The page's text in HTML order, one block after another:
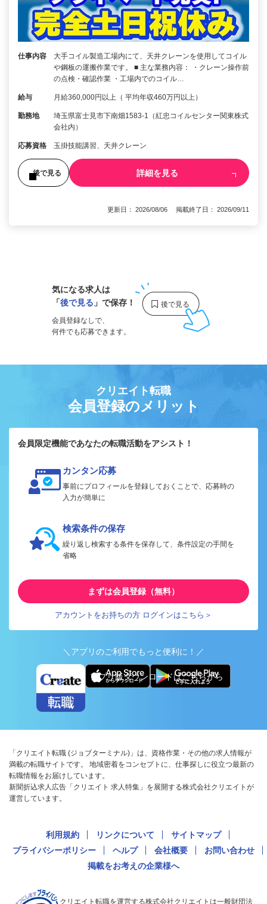
仕事内容
大手コイル製造工場内にて、天井クレーンを使用してコイル
や鋼板の運搬作業です。 ■ 主な業務内容： ・クレーン操作前
の点検・確認作業 ・工場内でのコイル…
給与 月給360,000円以上（ 平均年収460万円以上）
勤務地
埼玉県富士見市下南畑1583-1（紅忠コイルセンター関東株式
会社内）
応募資格 玉掛技能講習、天井クレーン
後で見る 詳細を見る
更新日： 2026/08/06 掲載終了日： 2026/09/11
気になる求人は
「後で見る 」で保存！
会員登録なしで、
何件でも応募できます。
クリエイト転職
会員登録のメリット
会員限定機能であなたの転職活動をアシスト！
カンタン応募
事前にプロフィールを登録しておくことで、応募時の
入力が簡単に
検索条件の保存
繰り返し検索する条件を保存して、条件設定の手間を
省略
まずは会員登録（無料）
アカウントをお持ちの方 ログインはこちら＞
＼アプリのご利用でもっと便利に！／
アプリ版ダウンロードはこちらから
「クリエイト転職 (ジョブターミナル)」は、資格作業・その他の求人情報が
満載の転職サイトです。 地域密着をコンセプトに、仕事探しに役立つ最新の
転職情報をお届けしています。
新聞折込求人広告「クリエイト 求人特集」を展開する株式会社クリエイトが
運営しています。
利用規約 リンクについて
サイトマップ
プライバシーポリシー
ヘルプ 会社概要
お問い合わせ
掲載をお考えの企業様へ
クリエイト転職を運営する株式会社クリエイトは一般財団法